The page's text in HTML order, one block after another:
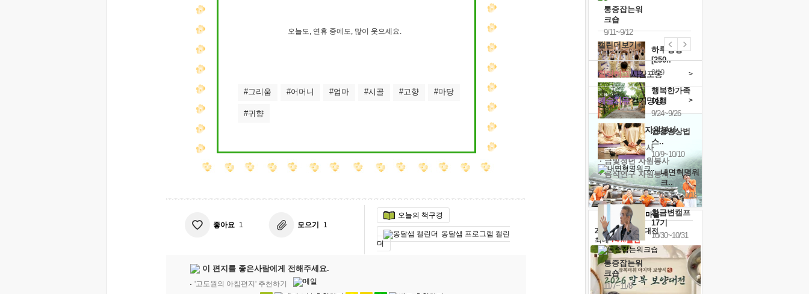
오늘도, 연휴 중에도, 많이 웃으세요.
#그리움 #어머니 #엄마 #시골 #고향 #마당
#귀향
좋아요 1 모으기 1
오늘의 책구경
옹달샘 프로그램 캘린
더
이 편지를 좋은사람에게 전해주세요.
'고도원의 아침편지' 추천하기
통증잡는워
크숍
9/11~9/12
하루명상
[250..
9/19
행복한가족
여행
9/24~9/26
건강명상법
스..
10/9~10/10
내면혁명워
크..
10/17~10/18
황금변캠프
17기
10/30~10/31
통증잡는워
크숍
11/7~11/8
캘린더보기+
예술치유걷기명상 >
힐링허그사감포옹 >
'옹달샘의 꽃'자원봉사
· 청년 자원봉사
· 금빛청년 자원봉사
· 음식연구 자원봉사
2026 말복 보양대전
최대74%할인